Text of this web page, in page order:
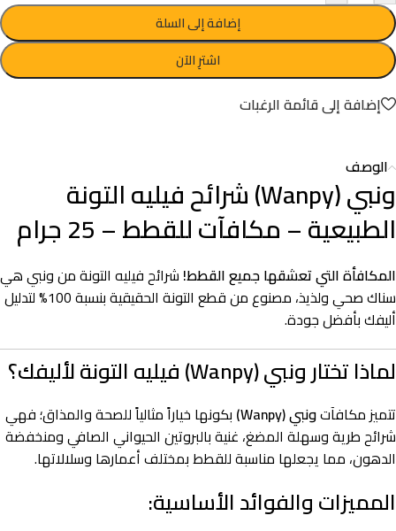
إضافة إلى السلة
اشترِ الآن
إضافة إلى قائمة الرغبات
الوصف
ونبي (Wanpy) شرائح فيليه التونة
الطبيعية – مكافآت للقطط – 25 جرام
المكافأة التي تعشقها جميع القطط! شرائح فيليه التونة من ونبي هي
سناك صحي ولذيذ، مصنوع من قطع التونة الحقيقية بنسبة 100% لتدليل
أليفك بأفضل جودة.
لماذا تختار ونبي (Wanpy) فيليه التونة لأليفك؟
تتميز مكافآتونبي (Wanpy)
بكونها خياراً مثالياً للصحة والمذاق؛ فهي
شرائح طرية وسهلة المضغ، غنية بالبروتين الحيواني الصافي ومنخفضة
الدهون، مما يجعلها مناسبة للقطط بمختلف أعمارها وسلالاتها.
المميزات والفوائد الأساسية: